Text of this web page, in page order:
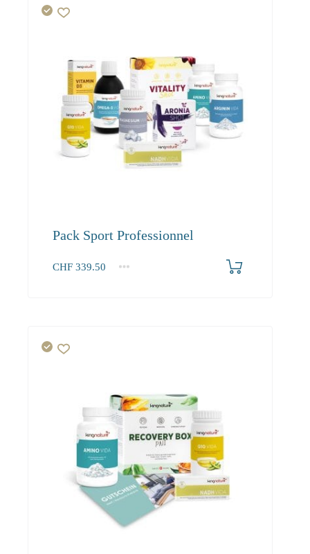
Pack Sport Professionnel
CHF 339.50
1+